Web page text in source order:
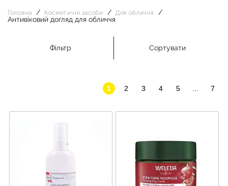
Головна Косметичні засоби Для обличчя
Антивіковий догляд для обличчя
Фільтр Сортувати
1 2 3 4 5 7